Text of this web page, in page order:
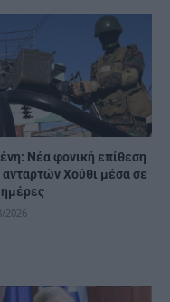
Νέα φονική επίθεση
Χούθι μέσα σε
2026